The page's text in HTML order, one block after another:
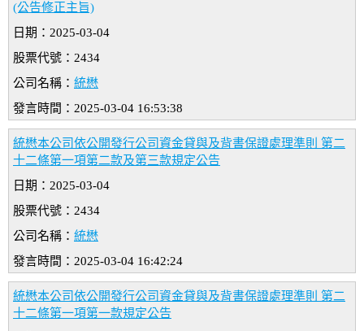
(公告修正主旨)
日期：2025-03-04
股票代號：2434
公司名稱： 統懋
發言時間：2025-03-04 16:53:38
統懋本公司依公開發行公司資金貸與及背書保證處理準則 第二
十二條第一項第二款及第三款規定公告
日期：2025-03-04
股票代號：2434
公司名稱： 統懋
發言時間：2025-03-04 16:42:24
統懋本公司依公開發行公司資金貸與及背書保證處理準則 第二
十二條第一項第一款規定公告